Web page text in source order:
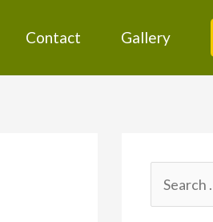
Contact Gallery